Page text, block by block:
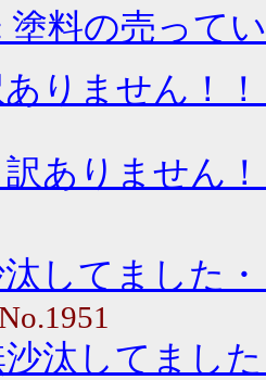
塗料の売って
りません！
訳ありません
してました
沙汰してまし